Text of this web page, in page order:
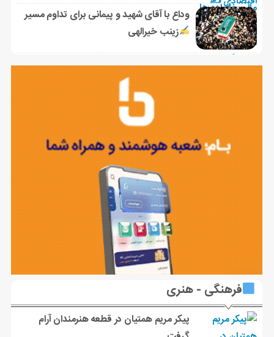
وداع با آقای شهید و پیمانی برای تداوم مسیر
زینب خیرالهی
فرهنگی - هنری
پیکر مریم همتیان در قطعه هنرمندان آرام